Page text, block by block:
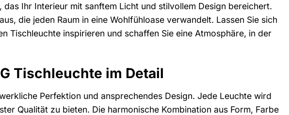
Ihr Interieur mit sanftem Licht und stilvollem Design bereichert.
die jeden Raum in eine Wohlfühloase verwandelt. Lassen Sie sich
Tischleuchte inspirieren und schaffen Sie eine Atmosphäre, in der
Tischleuchte im Detail
Perfektion und ansprechendes Design. Jede Leuchte wird
Qualität zu bieten. Die harmonische Kombination aus Form, Farbe